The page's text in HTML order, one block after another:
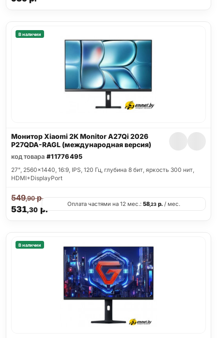
В наличии
Монитор Xiaomi 2K Monitor A27Qi 2026
P27QDA-RAGL (международная версия)
код товара #11776495
27", 2560x1440, 16:9, IPS, 120 Гц, глубина 8 бит, яркость 300 нит,
HDMI+DisplayPort
531,30р.
549,90р.
Оплата частями на 12 мес.: 58,23 р. / мес.
В наличии